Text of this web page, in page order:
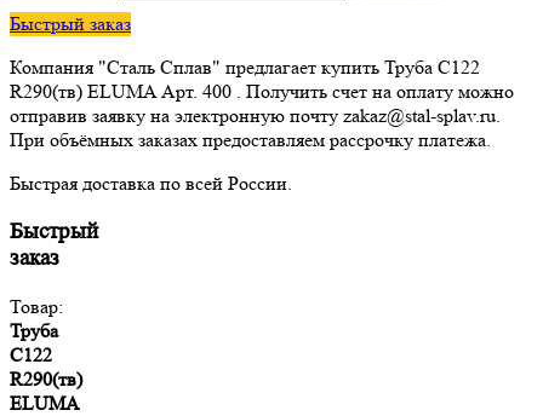
Быстрый заказ
Компания "Сталь Сплав" предлагает купить Труба C122
R290(тв) ELUMA Арт. 400 . Получить счет на оплату можно
отправив заявку на электронную почту zakaz@stal-splav.ru.
При объёмных заказах предоставляем рассрочку платежа.
Быстрая доставка по всей России.
Быстрый
заказ
Товар:
Труба
C122
R290(тв)
ELUMA